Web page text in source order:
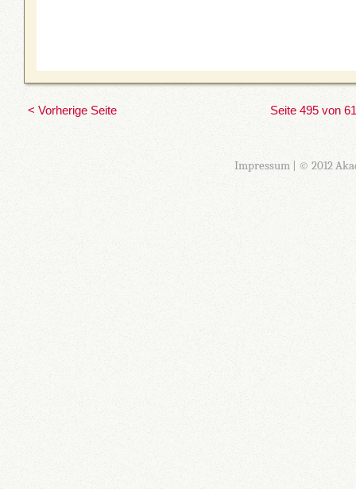
< Vorherige Seite Seite 495 von
Impressum| © 2012